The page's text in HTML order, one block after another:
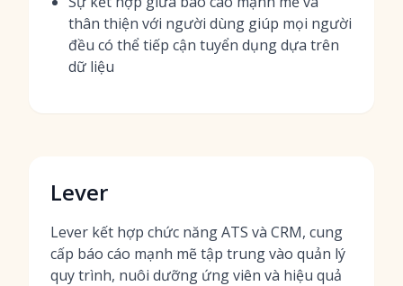
thân thiện với người dùng giúp mọi người
đều có thể tiếp cận tuyển dụng dựa trên
dữ liệu
Lever
Lever kết hợp chức năng ATS và CRM, cung
cấp báo cáo mạnh mẽ tập trung vào quản lý
quy trình, nuôi dưỡng ứng viên và hiệu quả